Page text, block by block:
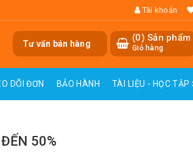
Tài khoản
(0) Sản phẩm
Giỏ hàng
Tư vấn bán hàng
DÕI ĐƠN BẢO HÀNH TÀI LIỆU - HỌC TẬP
50%